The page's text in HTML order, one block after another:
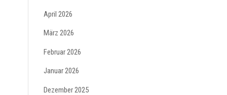
April 2026
März 2026
Februar 2026
Januar 2026
Dezember 2025